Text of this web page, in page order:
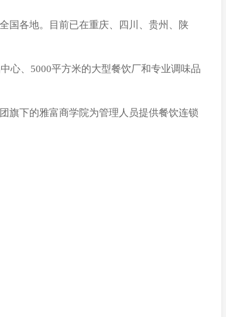
国各地。目前已在重庆、四川、贵州、陕
心、5000平方米的大型餐饮厂和专业调味品
旗下的雅富商学院为管理人员提供餐饮连锁